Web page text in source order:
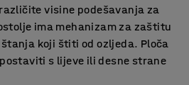
visine podešavanja za
ima mehanizam za zaštitu
koji štiti od ozljeda. Ploča
s lijeve ili desne strane